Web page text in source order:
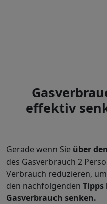
effektiv
Gerade wenn Sie über
des Gasverbrauch 2
Verbrauch reduzieren,
den nachfolgenden
Gasverbrauch senken.